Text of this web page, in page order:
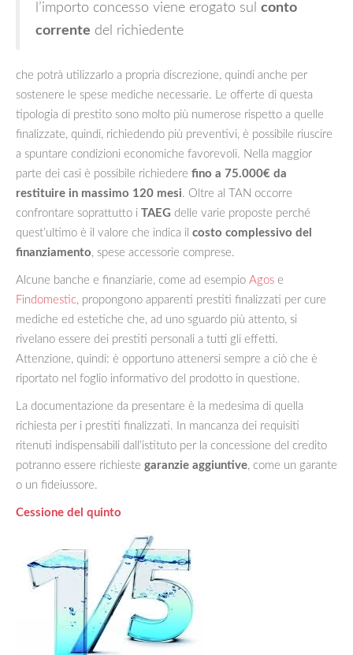
l’importo concesso viene erogato sul conto
corrente del richiedente
che potrà utilizzarlo a propria discrezione, quindi anche per
sostenere le spese mediche necessarie. Le offerte di questa
tipologia di prestito sono molto più numerose rispetto a quelle
finalizzate, quindi, richiedendo più preventivi, è possibile riuscire
a spuntare condizioni economiche favorevoli. Nella maggior
parte dei casi è possibile richiedere fino a 75.000€ da
restituire in massimo 120 mesi. Oltre al TAN occorre
confrontare soprattutto i TAEG delle varie proposte perché
quest’ultimo è il valore che indica il costo complessivo del
finanziamento, spese accessorie comprese.
Alcune banche e finanziarie, come ad esempio Agos e
Findomestic, propongono apparenti prestiti finalizzati per cure
mediche ed estetiche che, ad uno sguardo più attento, si
rivelano essere dei prestiti personali a tutti gli effetti.
Attenzione, quindi: è opportuno attenersi sempre a ciò che è
riportato nel foglio informativo del prodotto in questione.
La documentazione da presentare è la medesima di quella
richiesta per i prestiti finalizzati. In mancanza dei requisiti
ritenuti indispensabili dall’istituto per la concessione del credito
potranno essere richieste garanzie aggiuntive, come un garante
o un fideiussore.
Cessione del quinto